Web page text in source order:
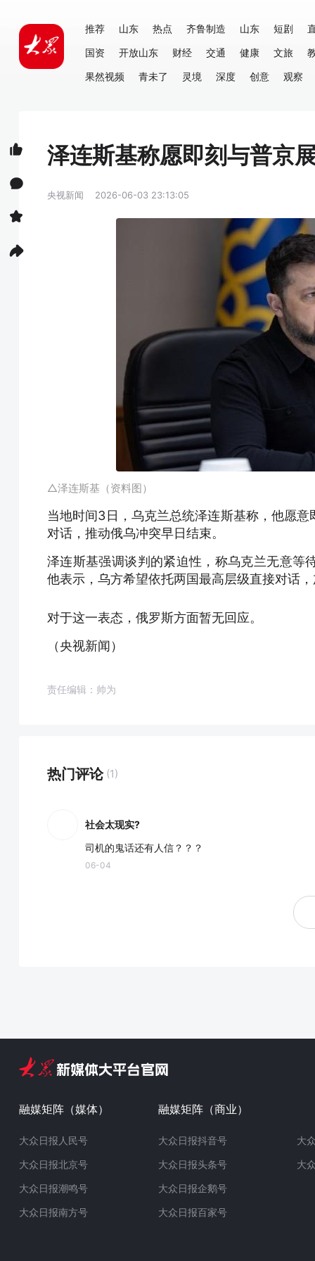
推荐 山东 热点 齐鲁制造 山东 短剧
国资
开放山东 财经 交通 健康 文旅
果然视频
青未了 灵境 深度 创意 观察
泽连斯基称愿即刻与普京
央视新闻 2026-06-03 23:13:05
△泽连斯基（资料图）
当地时间3日，乌克兰总统泽连斯基称，他愿
对话，推动俄乌冲突早日结束。
泽连斯基强调谈判的紧迫性，称乌克兰无意等
他表示，乌方希望依托两国最高层级直接对话
对于这一表态，俄罗斯方面暂无回应。
（央视新闻）
责任编辑：帅为
热门评论 (1)
社会太现实?
司机的鬼话还有人信？？？
06-04
融媒矩阵（媒体）
大众日报人民号
大众日报北京号
大众日报潮鸣号
大众日报南方号
融媒矩阵（商业）
大众日报抖音号
大众日报头条号
大众日报企鹅号
大众日报百家号
大
大